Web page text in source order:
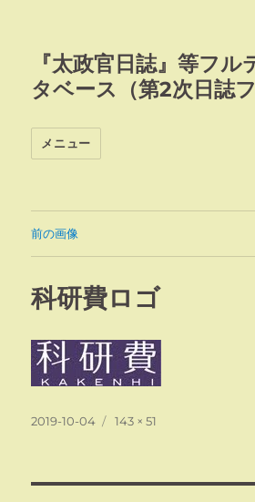
『太政官日誌』等フ
タベース（第2次日誌フ
メニュー
前の画像
科研費ロゴ
投
2019-10-04
フ
143 × 51